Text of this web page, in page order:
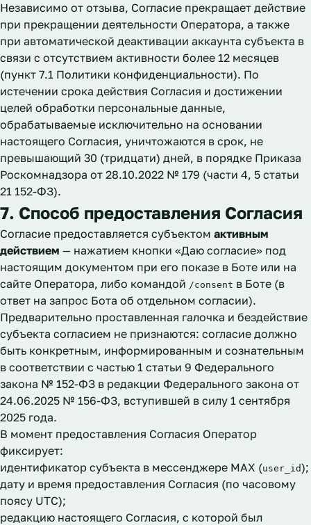
Независимо от отзыва, Согласие прекращает действие
при прекращении деятельности Оператора, а также
при автоматической деактивации аккаунта субъекта в
связи с отсутствием активности более 12 месяцев
(пункт 7.1 Политики конфиденциальности). По
истечении срока действия Согласия и достижении
целей обработки персональные данные,
обрабатываемые исключительно на основании
настоящего Согласия, уничтожаются в срок, не
превышающий 30 (тридцати) дней, в порядке Приказа
Роскомнадзора от 28.10.2022 № 179 (части 4, 5 статьи
21 152-ФЗ).
7. Способ предоставления Согласия
Согласие предоставляется субъектом активным
действием — нажатием кнопки «Даю согласие» под
настоящим документом при его показе в Боте или на
сайте Оператора, либо командой /consent в Боте (в
ответ на запрос Бота об отдельном согласии).
Предварительно проставленная галочка и бездействие
субъекта согласием не признаются: согласие должно
быть конкретным, информированным и сознательным
в соответствии с частью 1 статьи 9 Федерального
закона № 152-ФЗ в редакции Федерального закона от
24.06.2025 № 156-ФЗ, вступившей в силу 1 сентября
2025 года.
В момент предоставления Согласия Оператор
фиксирует:
идентификатор субъекта в мессенджере MAX (user_id);
дату и время предоставления Согласия (по часовому
поясу UTC);
редакцию настоящего Согласия, с которой был